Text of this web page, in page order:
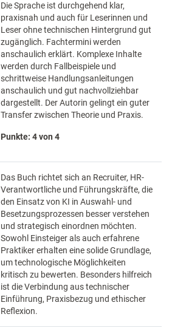
Die Sprache ist durchgehend klar,
praxisnah und auch für Leserinnen und
Leser ohne technischen Hintergrund gut
zugänglich. Fachtermini werden
anschaulich erklärt. Komplexe Inhalte
werden durch Fallbeispiele und
schrittweise Handlungsanleitungen
anschaulich und gut nachvollziehbar
dargestellt. Der Autorin gelingt ein guter
Transfer zwischen Theorie und Praxis.
Punkte: 4 von 4
Das Buch richtet sich an Recruiter, HR-
Verantwortliche und Führungskräfte, die
den Einsatz von KI in Auswahl- und
Besetzungsprozessen besser verstehen
und strategisch einordnen möchten.
Sowohl Einsteiger als auch erfahrene
Praktiker erhalten eine solide Grundlage,
um technologische Möglichkeiten
kritisch zu bewerten. Besonders hilfreich
ist die Verbindung aus technischer
Einführung, Praxisbezug und ethischer
Reflexion.